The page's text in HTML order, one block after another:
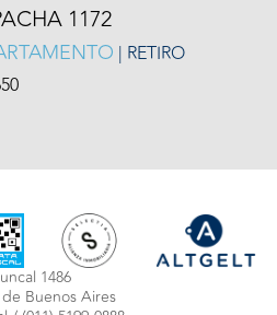
1172
| RETIRO
1486
Buenos Aires